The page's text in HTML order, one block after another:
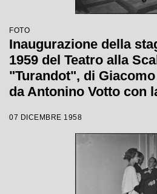
FOTO
Inaugurazione della
1959 del Teatro alla
"Turandot", di
da Antonino Votto con
07 DICEMBRE 1958